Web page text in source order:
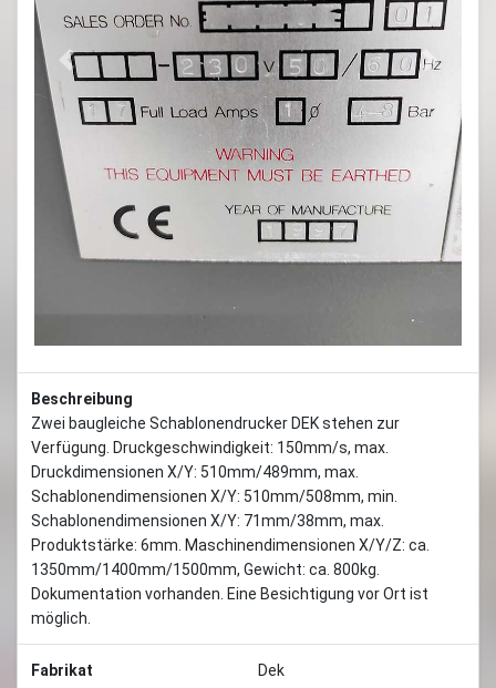
Previous Next
Beschreibung
Zwei baugleiche Schablonendrucker DEK stehen zur
Verfügung. Druckgeschwindigkeit: 150mm/s, max.
Druckdimensionen X/Y: 510mm/489mm, max.
Schablonendimensionen X/Y: 510mm/508mm, min.
Schablonendimensionen X/Y: 71mm/38mm, max.
Produktstärke: 6mm. Maschinendimensionen X/Y/Z: ca.
1350mm/1400mm/1500mm, Gewicht: ca. 800kg.
Dokumentation vorhanden. Eine Besichtigung vor Ort ist
möglich.
Fabrikat Dek